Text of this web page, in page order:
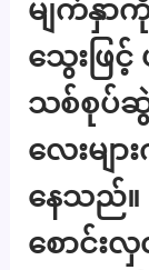
မျက်နှ
သွေးဖြင့်
သစ်စုပ်ဆွဲ
လေးမျ
နေသည်။
စောင်း